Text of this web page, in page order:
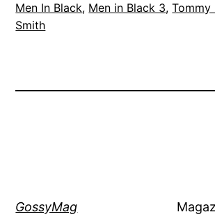
Men In Black, Men in Black 3, Tommy
Smith
GossyMag